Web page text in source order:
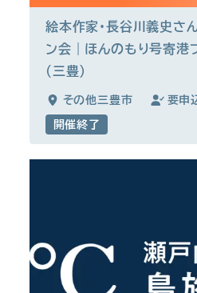
絵本作家・長谷川義史さ
ン会｜ほんのもり号寄港
(三豊)
その他三豊市 要申
開催終了